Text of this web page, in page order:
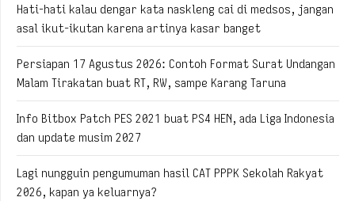
Hati-hati kalau dengar kata naskleng cai di medsos, jangan
asal ikut-ikutan karena artinya kasar banget
Persiapan 17 Agustus 2026: Contoh Format Surat Undangan
Malam Tirakatan buat RT, RW, sampe Karang Taruna
Info Bitbox Patch PES 2021 buat PS4 HEN, ada Liga Indonesia
dan update musim 2027
Lagi nungguin pengumuman hasil CAT PPPK Sekolah Rakyat
2026, kapan ya keluarnya?